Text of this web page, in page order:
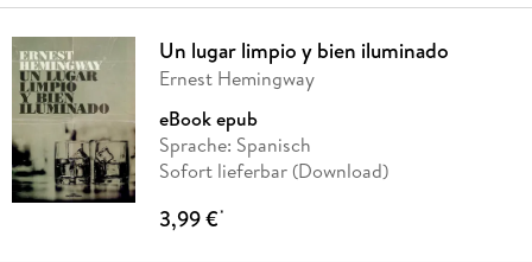
Un lugar limpio y bien iluminado
Ernest Hemingway
eBook epub
Sprache: Spanisch
Sofort lieferbar (Download)
3,99 €*